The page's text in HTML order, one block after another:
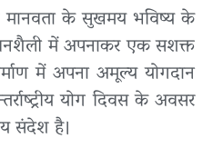
के सुखमय भविष्य के
में अपनाकर एक सशक्त
में अपना अमूल्य योगदान
योग दिवस के अवसर
संदेश है।